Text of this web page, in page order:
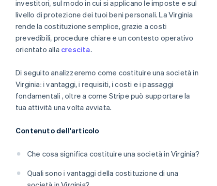
Documenti legali aziendali con idoneità globale
Un anno gratuito di Stripe Payments, più 50.000
USD in crediti e sconti offerti dai partner
investitori, sul modo in cui si applicano le imposte e sul
livello di protezione dei tuoi beni personali. La Virginia
rende la costituzione semplice, grazie a costi
prevedibili, procedure chiare e un contesto operativo
orientato alla crescita.
Di seguito analizzeremo come costituire una società in
Virginia: i vantaggi, i requisiti, i costi e i passaggi
fondamentali , oltre a come Stripe può supportare la
tua attività una volta avviata.
Contenuto dell'articolo
Che cosa significa costituire una società in Virginia?
Quali sono i vantaggi della costituzione di una